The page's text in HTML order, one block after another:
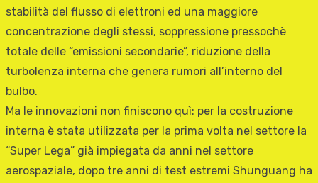
stabilità del flusso di elettroni ed una maggiore
concentrazione degli stessi, soppressione pressochè
totale delle “emissioni secondarie”, riduzione della
turbolenza interna che genera rumori all’interno del
bulbo.
Ma le innovazioni non finiscono quì: per la costruzione
interna è stata utilizzata per la prima volta nel settore la
“Super Lega” già impiegata da anni nel settore
aerospaziale, dopo tre anni di test estremi Shunguang ha